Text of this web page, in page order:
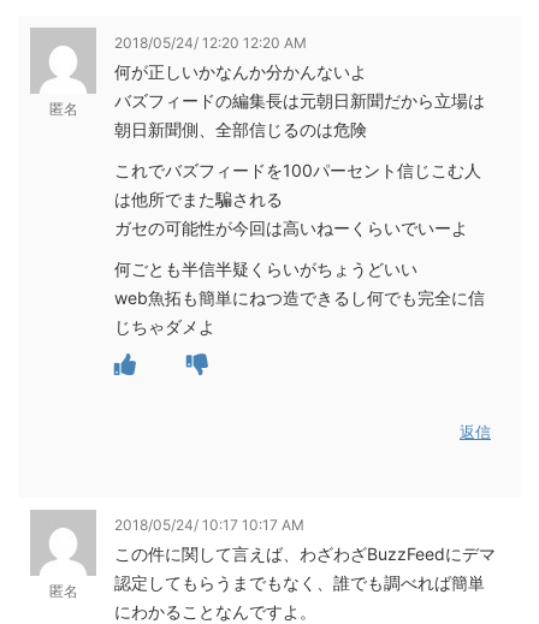
匿名
2018/05/24/ 12:20 12:20 AM
何が正しいかなんか分かんないよ
バズフィードの編集長は元朝日新聞だから立場は
朝日新聞側、全部信じるのは危険
これでバズフィードを100パーセント信じこむ人
は他所でまた騙される
ガセの可能性が今回は高いねーくらいでいーよ
何ごとも半信半疑くらいがちょうどいい
web魚拓も簡単にねつ造できるし何でも完全に信
じちゃダメよ
返信
匿名
2018/05/24/ 10:17 10:17 AM
この件に関して言えば、わざわざBuzzFeedにデマ
認定してもらうまでもなく、誰でも調べれば簡単
にわかることなんですよ。